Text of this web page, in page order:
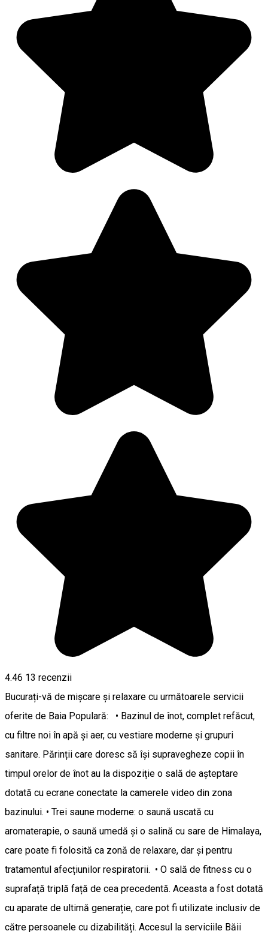
4.46 13 recenzii
Bucurați-vă de mișcare și relaxare cu următoarele servicii
oferite de Baia Populară: • Bazinul de înot, complet refăcut,
cu filtre noi în apă și aer, cu vestiare moderne și grupuri
sanitare. Părinții care doresc să își supravegheze copii în
timpul orelor de înot au la dispoziție o sală de așteptare
dotată cu ecrane conectate la camerele video din zona
bazinului. • Trei saune moderne: o saună uscată cu
aromaterapie, o saună umedă și o salină cu sare de Himalaya,
care poate fi folosită ca zonă de relaxare, dar și pentru
tratamentul afecțiunilor respiratorii. • O sală de fitness cu o
suprafață triplă față de cea precedentă. Aceasta a fost dotată
cu aparate de ultimă generație, care pot fi utilizate inclusiv de
către persoanele cu dizabilități. Accesul la serviciile Băii